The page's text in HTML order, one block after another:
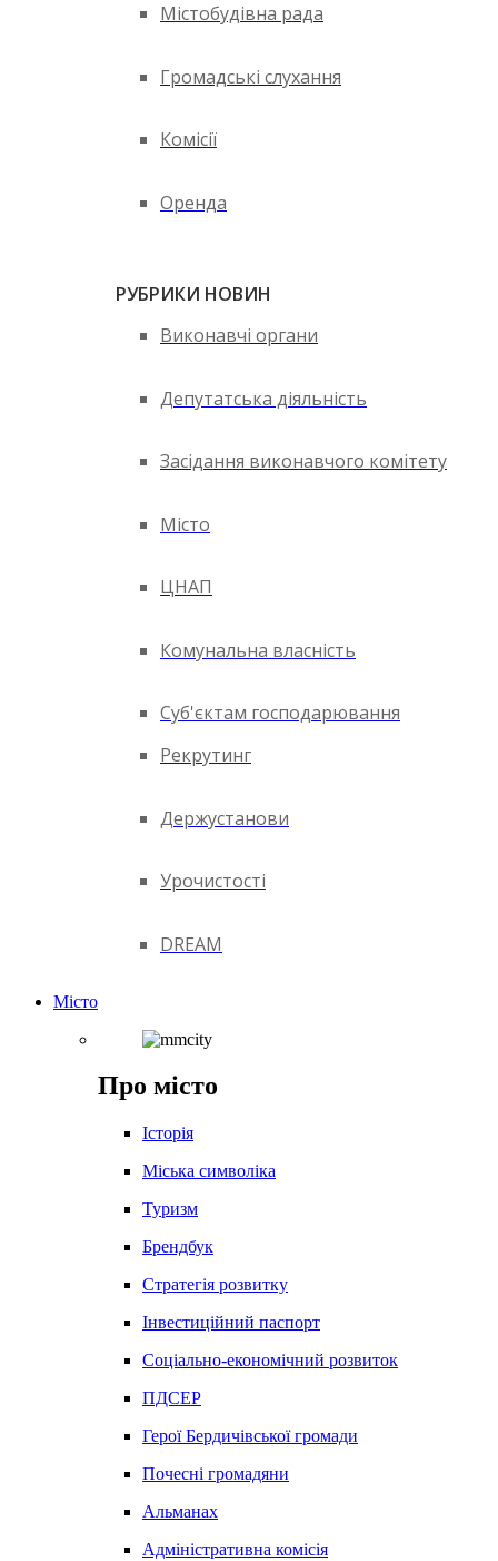
Містобудівна рада
Громадські слухання
Комісії
Оренда
РУБРИКИ НОВИН
Виконавчі органи
Депутатська діяльність
Засідання виконавчого комітету
Місто
ЦНАП
Комунальна власність
Суб'єктам господарювання
Рекрутинг
Держустанови
Урочистості
DREAM
Місто
Про місто
Історія
Міська символіка
Туризм
Брендбук
Стратегія розвитку
Інвестиційний паспорт
Соціально-економічний розвиток
ПДСЕР
Герої Бердичівської громади
Почесні громадяни
Альманах
Адміністративна комісія